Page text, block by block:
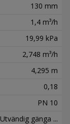
130 mm
1,4 m³/h
19,99 kPa
2,748 m³/h
4,295 m
0,18
PN 10
Utvändig gänga ...